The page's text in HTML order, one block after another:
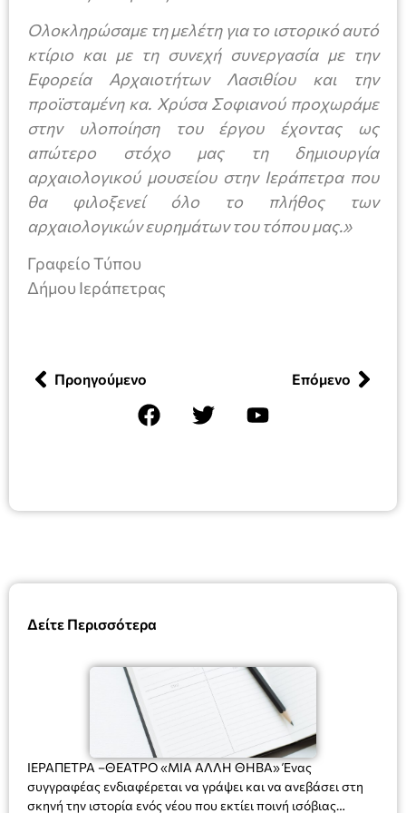
Δείτε Περισσότερα
ΙΕΡΑΠΕΤΡΑ –ΘΕΑΤΡΟ «ΜΙΑ ΑΛΛΗ ΘΗΒΑ» Ένας
συγγραφέας ενδιαφέρεται να γράψει και να ανεβάσει στη
σκηνή την ιστορία ενός νέου που εκτίει ποινή ισόβιας
Ολοκληρώσαμε τη μελέτη για το ιστορικό αυτό
κτίριο και με τη συνεχή συνεργασία με την
Εφορεία Αρχαιοτήτων Λασιθίου και την
προϊσταμένη κα. Χρύσα Σοφιανού προχωράμε
στην υλοποίηση του έργου έχοντας ως
απώτερο στόχο μας τη δημιουργία
αρχαιολογικού μουσείου στην Ιεράπετρα που
θα φιλοξενεί όλο το πλήθος των
αρχαιολογικών ευρημάτων του τόπου μας.»
Γραφείο Τύπου
Δήμου Ιεράπετρας
Προηγούμενο Επόμενο